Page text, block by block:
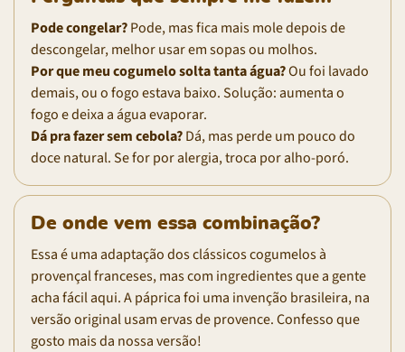
Pode congelar?Pode, mas fica mais mole depois de
descongelar, melhor usar em sopas ou molhos.
Por que meu cogumelo solta tanta água?Ou foi lavado
demais, ou o fogo estava baixo. Solução: aumenta o
fogo e deixa a água evaporar.
Dá pra fazer sem cebola?Dá, mas perde um pouco do
doce natural. Se for por alergia, troca por alho-poró.
De onde vem essa combinação?
Essa é uma adaptação dos clássicos cogumelos à
provençal franceses, mas com ingredientes que a gente
acha fácil aqui. A páprica foi uma invenção brasileira, na
versão original usam ervas de provence. Confesso que
gosto mais da nossa versão!